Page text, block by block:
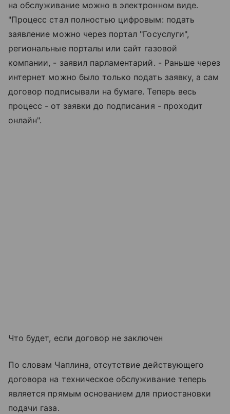
на обслуживание можно в электронном виде.
"Процесс стал полностью цифровым: подать
заявление можно через портал "Госуслуги",
региональные порталы или сайт газовой
компании, - заявил парламентарий. - Раньше через
интернет можно было только подать заявку, а сам
договор подписывали на бумаге. Теперь весь
процесс - от заявки до подписания - проходит
онлайн".
Что будет, если договор не заключен
По словам Чаплина, отсутствие действующего
договора на техническое обслуживание теперь
является прямым основанием для приостановки
подачи газа.